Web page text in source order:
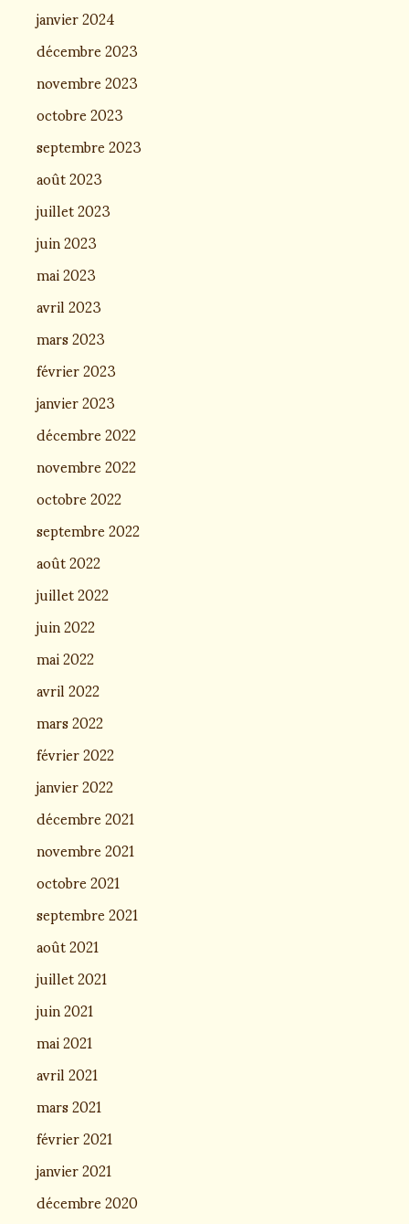
janvier 2024
décembre 2023
novembre 2023
octobre 2023
septembre 2023
août 2023
juillet 2023
juin 2023
mai 2023
avril 2023
mars 2023
février 2023
janvier 2023
décembre 2022
novembre 2022
octobre 2022
septembre 2022
août 2022
juillet 2022
juin 2022
mai 2022
avril 2022
mars 2022
février 2022
janvier 2022
décembre 2021
novembre 2021
octobre 2021
septembre 2021
août 2021
juillet 2021
juin 2021
mai 2021
avril 2021
mars 2021
février 2021
janvier 2021
décembre 2020